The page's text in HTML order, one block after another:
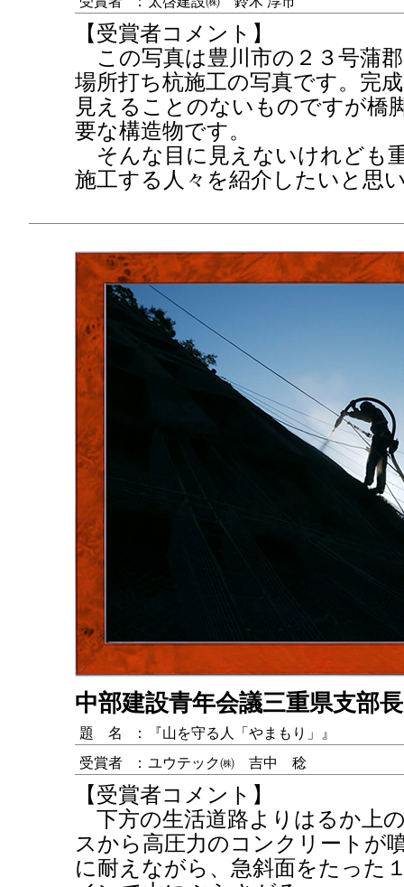
【受賞者コメント】
この写真は豊川市の２３号蒲
場所打ち杭施工の写真です。完
見えることのないものですが橋
要な構造物です。
そんな目に見えないけれども
施工する人々を紹介したいと思
中部建設青年会議三重県支部
題 名 ：
『山を守る人「やまもり」』
受賞者
： ユウテック㈱ 吉中 稔
【受賞者コメント】
下方の生活道路よりはるか上
スから高圧力のコンクリートが
に耐えながら、急斜面をたった